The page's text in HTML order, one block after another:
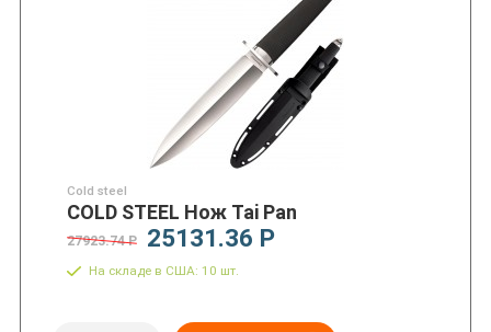
Cold steel
COLD STEEL Нож Tai Pan
27923.74 Р 25131.36 Р
На складе в США: 10 шт.